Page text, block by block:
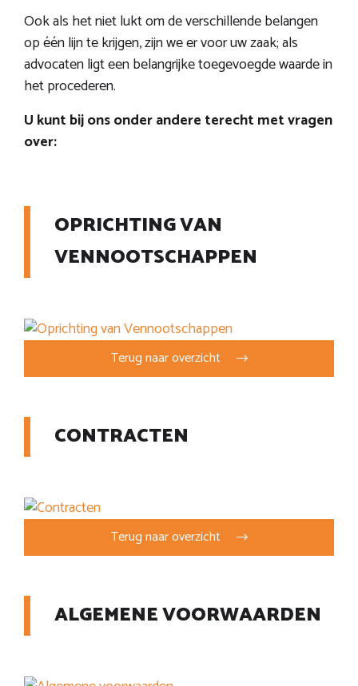
Ook als het niet lukt om de verschillende belangen
op één lijn te krijgen, zijn we er voor uw zaak; als
advocaten ligt een belangrijke toegevoegde waarde in
het procederen.
U kunt bij ons onder andere terecht met vragen
over:
OPRICHTING VAN
VENNOOTSCHAPPEN
Terug naar overzicht
CONTRACTEN
Terug naar overzicht
ALGEMENE VOORWAARDEN